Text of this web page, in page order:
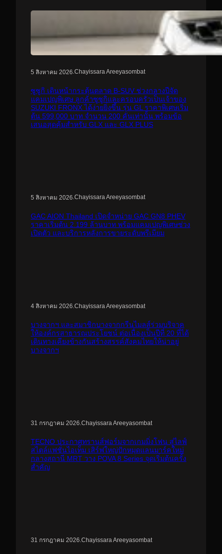
5 สิงหาคม 2026.Chayissara Areeyasombat
ซูซูกิ เดินหน้ากระตุ้นตลาด B-SUV ช่วงกลางปีจัด
แคมเปญพิเศษ ลูกค้าซูซูกิและครอบครัวเป็นเจ้าของ
SUZUKI FRONX ได้ง่ายยิ่งขึ้น รุ่น GL ราคาพิเศษเริ่ม
ต้น 599,000 บาท จำนวน 200 คันเท่านั้น พร้อมข้อ
เสนอสุดคุ้มสำหรับ GLX และ GLX PLUS
5 สิงหาคม 2026.Chayissara Areeyasombat
GAC AION Thailand เปิดจำหน่าย GAC GN8 PHEV
ราคาเริ่มต้น 2.199 ล้านบาท พร้อมแคมเปญพิเศษช่วง
เปิดตัว และบริการหลังการขายระดับพรีเมียม
4 สิงหาคม 2026 Chayissara Areeyasombat
บางจากฯ และสมาชิกบางจากกรีนไมลส์ร่วมบริจาค
ให้องค์กรสาธารณประโยชน์ ต่อเนื่องเป็นปีที่ 20 ที่ได้
เดินทางเคียงข้างกันสร้างสรรค์สังคมไทยให้น่าอยู่
บางจากฯ
31 กรกฎาคม 2026 Chayissara Areeyasombat
TECNO ประกาศทรานส์ฟอร์มจากเกมมิ่งโฟน สู่ไลฟ์
สไตล์แฟชั่นไอเท็ม เสิร์ฟใหญ่ปักหมุดแลนมาร์คใหม่
กลางสถานี MRT วาง POVA 8 Series จุดเริ่มต้นครั้ง
สำคัญ
31 กรกฎาคม 2026.Chayissara Areeyasombat